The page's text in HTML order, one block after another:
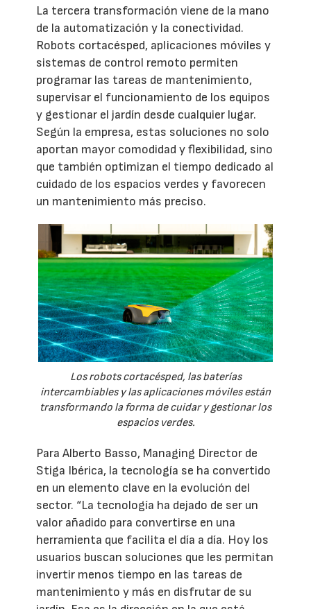
La tercera transformación viene de la mano
de la automatización y la conectividad.
Robots cortacésped, aplicaciones móviles y
sistemas de control remoto permiten
programar las tareas de mantenimiento,
supervisar el funcionamiento de los equipos
y gestionar el jardín desde cualquier lugar.
Según la empresa, estas soluciones no solo
aportan mayor comodidad y flexibilidad, sino
que también optimizan el tiempo dedicado al
cuidado de los espacios verdes y favorecen
un mantenimiento más preciso.
Los robots cortacésped, las baterías
intercambiables y las aplicaciones móviles están
transformando la forma de cuidar y gestionar los
espacios verdes.
Para Alberto Basso, Managing Director de
Stiga Ibérica, la tecnología se ha convertido
en un elemento clave en la evolución del
sector. “La tecnología ha dejado de ser un
valor añadido para convertirse en una
herramienta que facilita el día a día. Hoy los
usuarios buscan soluciones que les permitan
invertir menos tiempo en las tareas de
mantenimiento y más en disfrutar de su